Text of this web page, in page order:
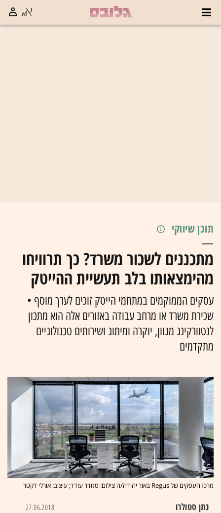
תוכן שיווקי
מתכננים לשכור משרד? כך תרוויחו
מהימצאותו בלב תעשיית ההייטק
עסקים הממוקמים במתחמי הייטק זוכים לערך מוסף •
שכירת משרד או מרחב עבודה באזורים אלה הוא מתכון
לנטוורקינג מגוון, יוקרה ומיתוג ושירותים טכנולוגיים
מתקדמים
מרכז העסקים של Regus באור יהודה/ה צילום: סמדר עודד; עיצוב: אורלי דקטר
נתן סטולרו 27.06.2018